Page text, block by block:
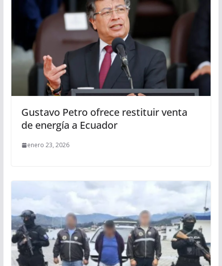
Gustavo Petro ofrece restituir venta
de energía a Ecuador
enero 23, 2026